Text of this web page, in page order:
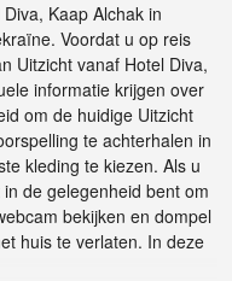
Kaap Alchak in
Voordat u op reis
Uitzicht vanaf Hotel Diva,
informatie krijgen over
om de huidige Uitzicht
te achterhalen in
kleding te kiezen. Als u
de gelegenheid bent om
bekijken en dompel
huis te verlaten. In deze